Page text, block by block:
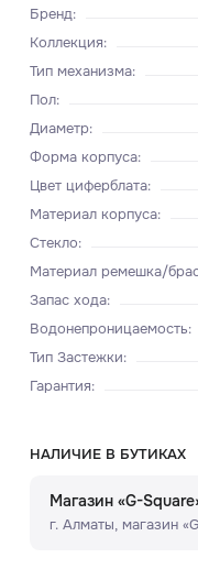
Бренд:
Коллекция:
Тип механизма:
Пол:
Диаметр:
Форма корпуса:
Цвет циферблата:
Материал корпуса:
Стекло:
Материал ремешка/
Запас хода:
Водонепроницаемость:
Тип Застежки:
Гарантия:
НАЛИЧИЕ В БУТИКАХ
Магазин «G-
г. Алматы, ​магазин